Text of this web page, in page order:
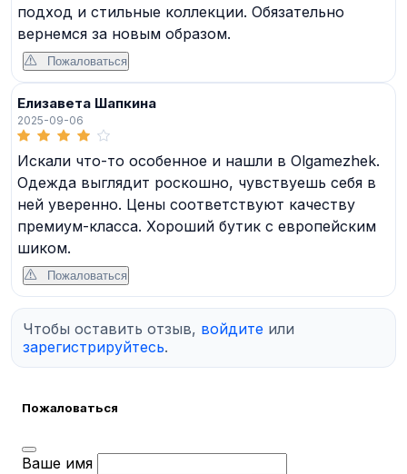
подход и стильные коллекции. Обязательно
вернемся за новым образом.
Пожаловаться
Елизавета Шапкина
2025-09-06
Искали что-то особенное и нашли в Olgamezhek.
Одежда выглядит роскошно, чувствуешь себя в
ней уверенно. Цены соответствуют качеству
премиум-класса. Хороший бутик с европейским
шиком.
Пожаловаться
Чтобы оставить отзыв, войдите или
зарегистрируйтесь.
Пожаловаться
Ваше имя